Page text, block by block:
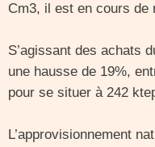
Cm3, il est en cours de
S’agissant des achats
une hausse de 19%,
pour se situer à 242
L’approvisionnement